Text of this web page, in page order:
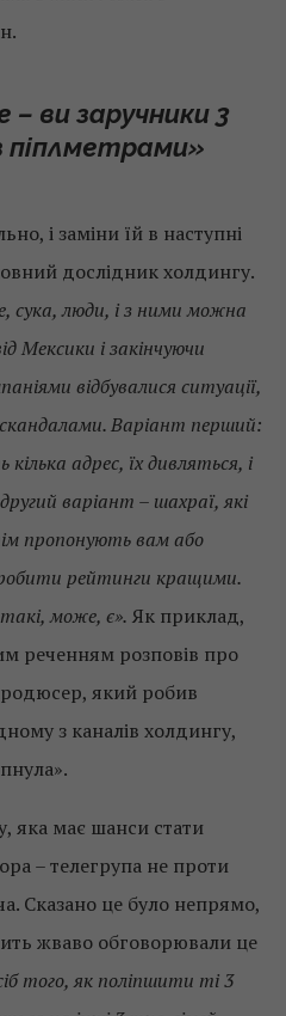
ви заручники 3
піплметрами»
і заміни їй в наступні
дослідник холдингу.
сука, люди, і з ними можна
Мексики і закінчуючи
відбувалися ситуації,
Варіант перший:
адрес, їх дивляться, і
варіант – шахраї, які
пропонують вам або
рейтинги кращими.
може, є». Як приклад,
реченням розповів про
який робив
з каналів холдингу,
яка має шанси стати
– телегрупа не проти
Сказано це було непрямо,
жваво обговорювали це
того, як поліпшити ті 3